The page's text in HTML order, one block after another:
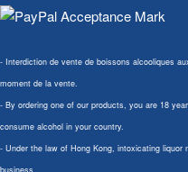
- Interdiction de vente de boissons alcooliques
moment de la vente.
- By ordering one of our products, you are 18
consume alcohol in your country.
- Under the law of Hong Kong, intoxicating